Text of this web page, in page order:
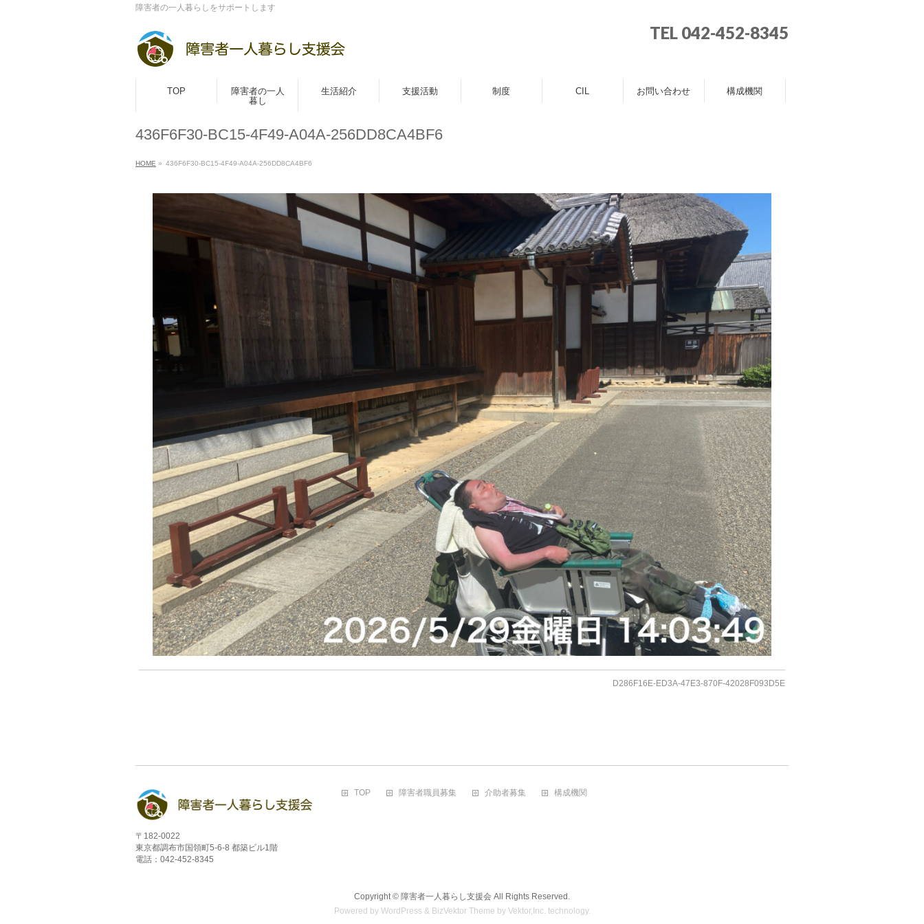
障害者の一人暮らしをサポートします
TEL 042-452-8345
TOP
障害者の一人
暮し
生活紹介 支援活動 制度 CIL お問い合わせ 構成機関
436F6F30-BC15-4F49-A04A-256DD8CA4BF6
HOME » 436F6F30-BC15-4F49-A04A-256DD8CA4BF6
D286F16E-ED3A-47E3-870F-42028F093D5E
〒182-0022
東京都調布市国領町5-6-8 都築ビル1階
電話：042-452-8345
TOP 障害者職員募集 介助者募集 構成機関
Copyright © 障害者一人暮らし支援会 All Rights Reserved.
Powered by WordPress & BizVektor Theme by Vektor,Inc. technology.